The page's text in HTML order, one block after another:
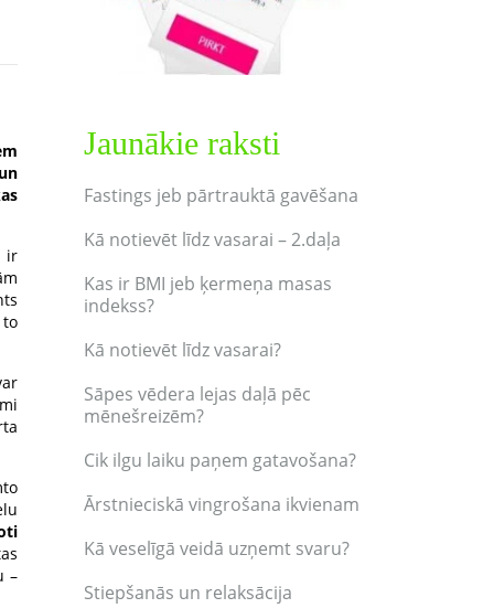
ir
–
Jaunākie raksti
Fastings jeb pārtrauktā gavēšana
Kā notievēt līdz vasarai – 2.daļa
Kas ir BMI jeb ķermeņa masas
indekss?
Kā notievēt līdz vasarai?
Sāpes vēdera lejas daļā pēc
mēnešreizēm?
Cik ilgu laiku paņem gatavošana?
Ārstnieciskā vingrošana ikvienam
Kā veselīgā veidā uzņemt svaru?
Stiepšanās un relaksācija